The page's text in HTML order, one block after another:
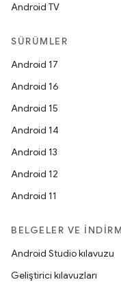
Android TV
SÜRÜMLER
Android 17
Android 16
Android 15
Android 14
Android 13
Android 12
Android 11
BELGELER VE
Android Studio kılavuzu
Geliştirici kılavuzları